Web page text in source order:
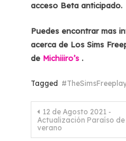
acceso Beta anticipado.
Puedes encontrar mas
acerca de Los Sims
de Michiiiro’s .
Tagged
Navegación
de
12 de Agosto 2021 -
Actualización Paraíso de
verano